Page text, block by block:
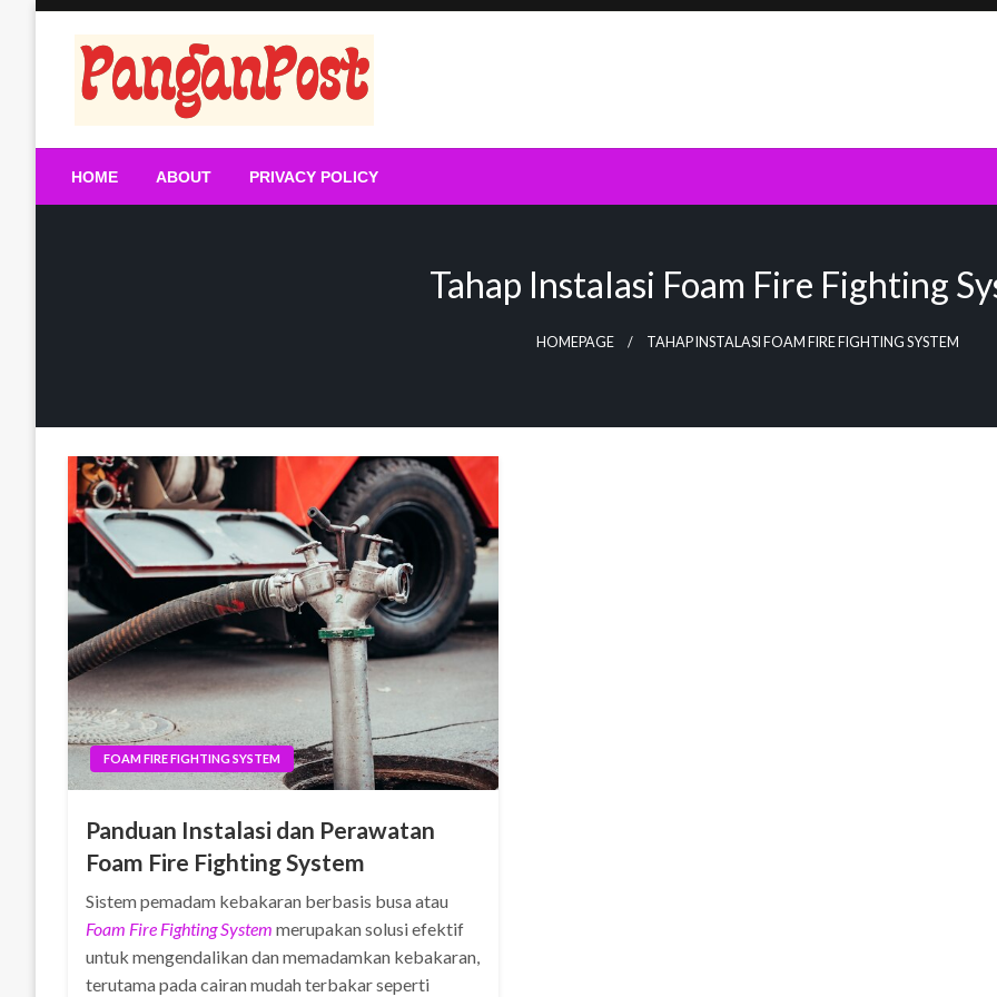
Pang An Post
HOME ABOUT PRIVACY POLICY
Tahap Instalasi Foam Fire Fighting
HOMEPAGE TAHAP INSTALASI FOAM FIRE FIGHTING SYSTEM
FOAM FIRE FIGHTING SYSTEM
Panduan Instalasi dan Perawatan
Foam Fire Fighting System
Sistem pemadam kebakaran berbasis busa atau
Foam Fire Fighting System merupakan solusi efektif
untuk mengendalikan dan memadamkan kebakaran,
terutama pada cairan mudah terbakar seperti